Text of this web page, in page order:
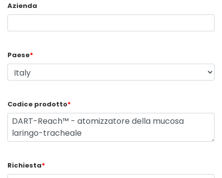
Azienda
Paese*
Codice prodotto*
Richiesta*